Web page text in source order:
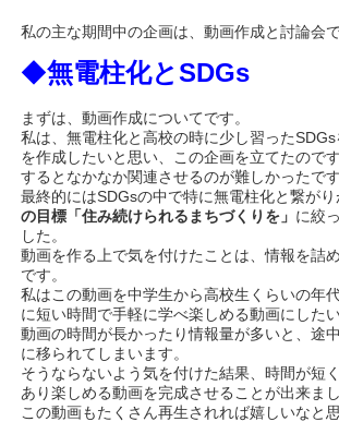
私の主な期間中の企画は、動画作成と討論会で
◆無電柱化とSDGs
まずは、動画作成についてです。
私は、無電柱化と高校の時に少し習った
を作成したいと思い、この企画を立てたので
するとなかなか関連させるのが難しかったです
最終的にはSDGsの中で特に無電柱化と繋が
の目標「住み続けられるまちづくりを」 に絞
した。
動画を作る上で気を付けたことは、情報を詰
です。
私はこの動画を中学生から高校生くらいの年
に短い時間で手軽に学べ楽しめる動画にした
動画の時間が長かったり情報量が多いと、途
に移られてしまいます。
そうならないよう気を付けた結果、時間が短
あり楽しめる動画を完成させることが出来まし
この動画もたくさん再生されれば嬉しいなと思